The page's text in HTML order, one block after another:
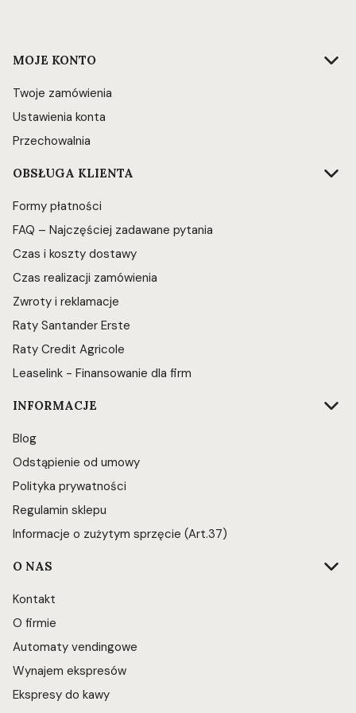
Linki w stopce
MOJE KONTO
Twoje zamówienia
Ustawienia konta
Przechowalnia
OBSŁUGA KLIENTA
Formy płatności
FAQ – Najczęściej zadawane pytania
Czas i koszty dostawy
Czas realizacji zamówienia
Zwroty i reklamacje
Raty Santander Erste
Raty Credit Agricole
Leaselink - Finansowanie dla firm
INFORMACJE
Blog
Odstąpienie od umowy
Polityka prywatności
Regulamin sklepu
Informacje o zużytym sprzęcie (Art.37)
O NAS
Kontakt
O firmie
Automaty vendingowe
Wynajem ekspresów
Ekspresy do kawy